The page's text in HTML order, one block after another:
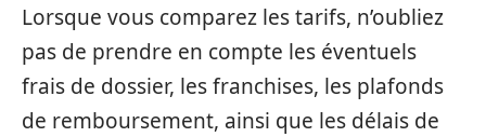
Lorsque vous comparez les tarifs, n’oubliez
pas de prendre en compte les éventuels
frais de dossier, les franchises, les plafonds
de remboursement, ainsi que les délais de